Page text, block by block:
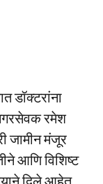
डॉक्टरांना
रमेश
जामीन मंजूर
आणि विशिष्ट
दिले आहेत.